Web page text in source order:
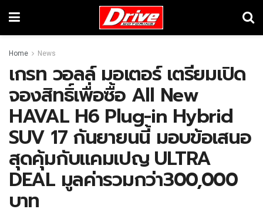
Home News
เกรท วอลล์ มอเตอร์ เตรียมเปิด
จองสิทธิ์เพื่อซื้อ All New
HAVAL H6 Plug-in Hybrid
SUV 17 กันยายนนี้ มอบข้อเสนอ
สุดคุ้มกับแคมเปญ ULTRA
DEAL มูลค่ารวมกว่า300,000
บาท